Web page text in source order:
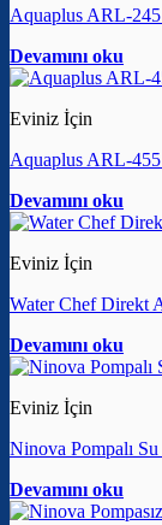
Aquaplus ARL-245
Devamını oku
Eviniz İçin
Aquaplus ARL-455
Devamını oku
Eviniz İçin
Water Chef Direkt
Devamını oku
Eviniz İçin
Ninova Pompalı Su
Devamını oku